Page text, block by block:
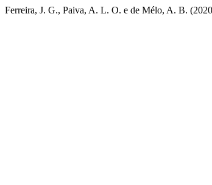
Ferreira, J. G., Paiva, A. L. O. e de Mélo, A. B.